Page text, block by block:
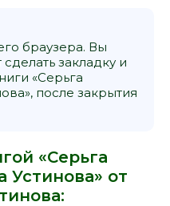
браузера. Вы
закладку и
«Серьга
после закрытия
«Серьга
Устинова» от
: